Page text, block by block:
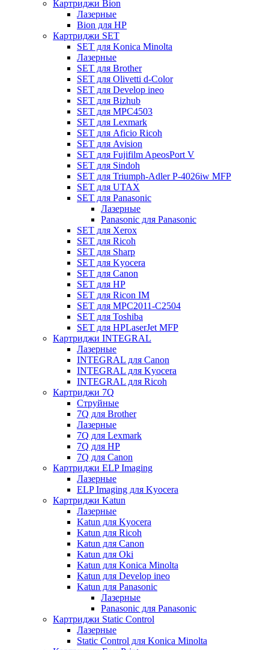
Картриджи Bion
Лазерные
Bion для HP
Картриджи SET
SET для Konica Minolta
Лазерные
SET для Brother
SET для Olivetti d-Color
SET для Develop ineo
SET для Bizhub
SET для MPC4503
SET для Lexmark
SET для Aficio Ricoh
SET для Avision
SET для Fujifilm ApeosPort V
SET для Sindoh
SET для Triumph-Adler P-4026iw MFP
SET для UTAX
SET для Panasonic
Лазерные
Panasonic для Panasonic
SET для Xerox
SET для Ricoh
SET для Sharp
SET для Kyocera
SET для Canon
SET для HP
SET для Ricon IM
SET для MPC2011-C2504
SET для Toshiba
SET для HPLaserJet MFP
Картриджи INTEGRAL
Лазерные
INTEGRAL для Canon
INTEGRAL для Kyocera
INTEGRAL для Ricoh
Картриджи 7Q
Струйные
7Q для Brother
Лазерные
7Q для Lexmark
7Q для HP
7Q для Canon
Картриджи ELP Imaging
Лазерные
ELP Imaging для Kyocera
Картриджи Katun
Лазерные
Katun для Kyocera
Katun для Ricoh
Katun для Canon
Katun для Oki
Katun для Konica Minolta
Katun для Develop ineo
Katun для Panasonic
Лазерные
Panasonic для Panasonic
Картриджи Static Control
Лазерные
Static Control для Konica Minolta